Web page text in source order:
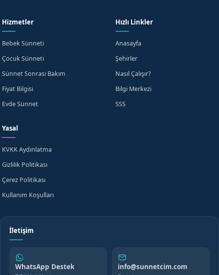
Hizmetler
Bebek Sünneti
Çocuk Sünneti
Sünnet Sonrası Bakım
Fiyat Bilgisi
Evde Sünnet
Hızlı Linkler
Anasayfa
Şehirler
Nasıl Çalışır?
Bilgi Merkezi
SSS
Yasal
KVKK Aydınlatma
Gizlilik Politikası
Çerez Politikası
Kullanım Koşulları
İletişim
WhatsApp Destek info@sunnetcim.com